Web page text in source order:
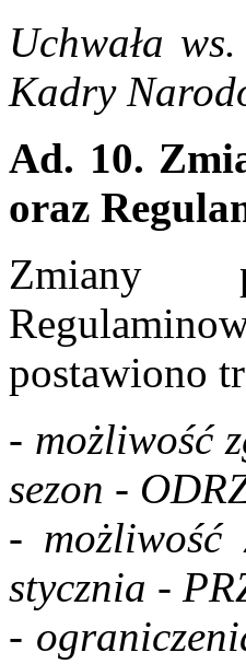
Uchwała
Kadry
Ad. 10.
oraz
Zmiany
postawiono
- możliwość
sezon -
- możliwość
stycznia -
-